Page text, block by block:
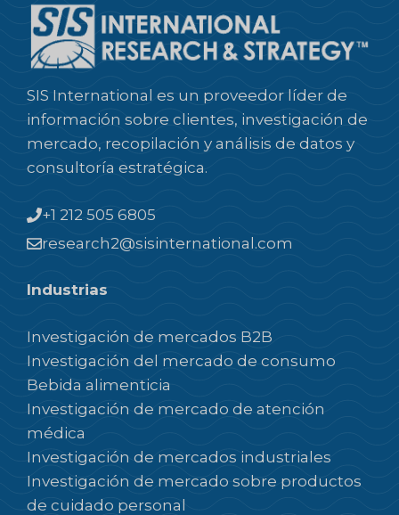
SIS International es un proveedor líder de
información sobre clientes, investigación de
mercado, recopilación y análisis de datos y
consultoría estratégica.
+1 212 505 6805
research2@sisinternational.com
Industrias
Investigación de mercados B2B
Investigación del mercado de consumo
Bebida alimenticia
Investigación de mercado de atención
médica
Investigación de mercados industriales
Investigación de mercado sobre productos
de cuidado personal